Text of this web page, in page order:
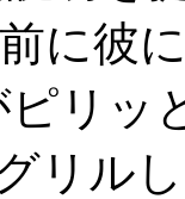
に彼
リッ
リル